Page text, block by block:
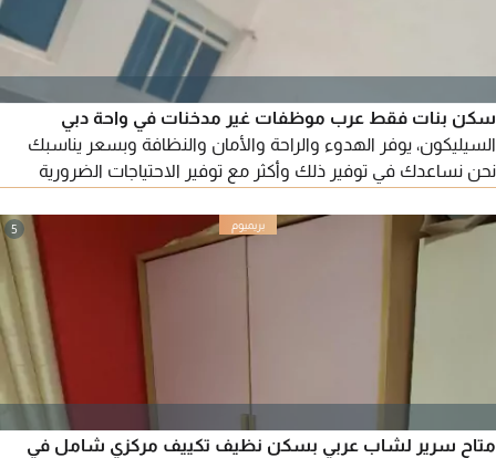
سكن بنات فقط عرب موظفات غير مدخنات في واحة دبي
السيليكون، يوفر الهدوء والراحة والأمان والنظافة وبسعر يناسبك
نحن نساعدك في توفير ذلك وأكثر مع توفير الاحتياجات الضرورية
وثلاجة لكل غرفة نظافة وصيانة
5
متاح سرير لشاب عربي بسكن نظيف تكييف مركزي شامل في